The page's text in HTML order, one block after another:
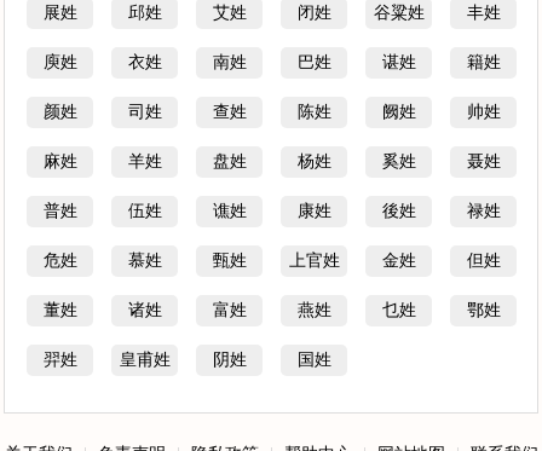
展姓 邱姓 艾姓 闭姓 谷粱姓 丰姓
庾姓 衣姓 南姓 巴姓 谌姓 籍姓
颜姓 司姓 查姓 陈姓 阙姓 帅姓
麻姓 羊姓 盘姓 杨姓 奚姓 聂姓
普姓 伍姓 谯姓 康姓 後姓 禄姓
危姓 慕姓 甄姓 上官姓 金姓 但姓
董姓 诸姓 富姓 燕姓 乜姓 鄂姓
羿姓 皇甫姓 阴姓 国姓